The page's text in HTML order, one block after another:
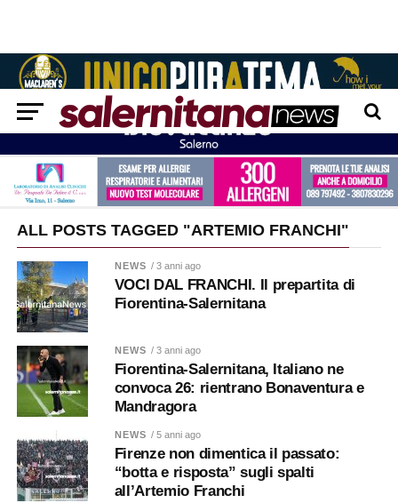
ALL POSTS TAGGED "ARTEMIO FRANCHI"
NEWS / 3 anni ago
VOCI DAL FRANCHI. Il prepartita di
Fiorentina-Salernitana
NEWS / 3 anni ago
Fiorentina-Salernitana, Italiano ne
convoca 26: rientrano Bonaventura e
Mandragora
NEWS / 5 anni ago
Firenze non dimentica il passato:
“botta e risposta” sugli spalti
all’Artemio Franchi